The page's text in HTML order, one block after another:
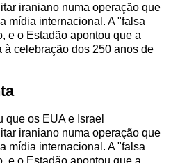
iraniano numa operação que
mídia internacional. A "falsa
e o Estadão apontou que a
à celebração dos 250 anos de
que os EUA e Israel
iraniano numa operação que
mídia internacional. A "falsa
e o Estadão apontou que a